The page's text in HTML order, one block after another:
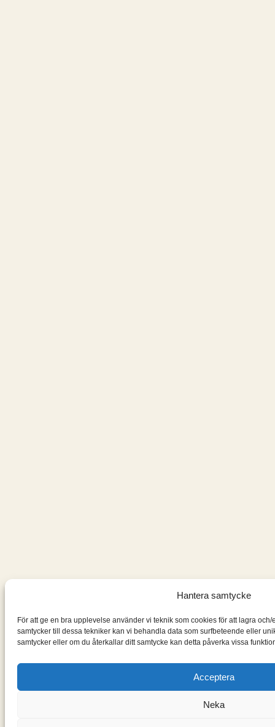
Hantera samtycke
För att ge en bra upplevelse använder vi teknik som cookies för att lagra
samtycker till dessa tekniker kan vi behandla data som surfbeteende eller
samtycker eller om du återkallar ditt samtycke kan detta påverka vissa
Acceptera
Neka